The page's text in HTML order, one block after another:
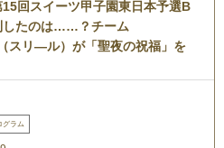
15回スイーツ甲子園東日本予選B
したのは……？チーム
スリ―ル）が「聖夜の祝福」を
グラム